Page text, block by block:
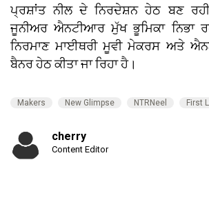
ਪ੍ਰਸ਼ਾਂਤ ਨੀਲ ਦੇ ਨਿਰਦੇਸ਼ਨ ਹੇਠ ਬਣ
ਜੂਨੀਅਰ ਐਨਟੀਆਰ ਮੁੱਖ ਭੂਮਿਕਾ ਨਿਭਾ
ਨਿਰਮਾਣ ਮਾਈਥਰੀ ਮੂਵੀ ਮੇਕਰਸ ਅਤੇ
ਬੈਨਰ ਹੇਠ ਕੀਤਾ ਜਾ ਰਿਹਾ ਹੈ।
Makers New Glimpse NTRNeel First
cherry
Content Editor